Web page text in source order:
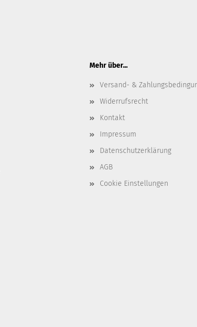
Mehr über...
Versand- &
Widerrufsrecht
Kontakt
Impressum
Datenschutzerklärung
AGB
Cookie Einstellungen